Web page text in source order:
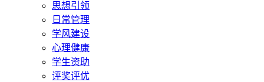
思想引领
日常管理
学风建设
心理健康
学生资助
评奖评优